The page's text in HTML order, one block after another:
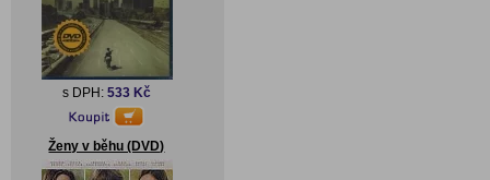
s DPH: 533 Kč
Ženy v běhu (DVD)